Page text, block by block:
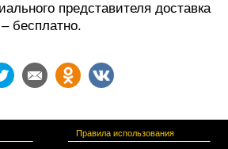
представителя доставка
бесплатно.
Правила использования